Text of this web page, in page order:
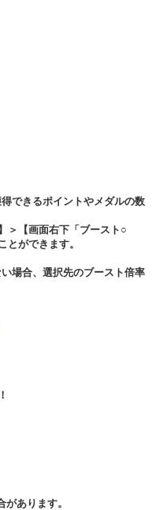
できるポイントやメダルの数
＞【画面右下「ブースト○
とができます。
場合、選択先のブースト倍率
あります。